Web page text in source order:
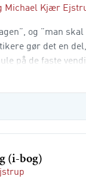
Michael Kjær
og ”man
gør det en
på de faste
(i-bog)